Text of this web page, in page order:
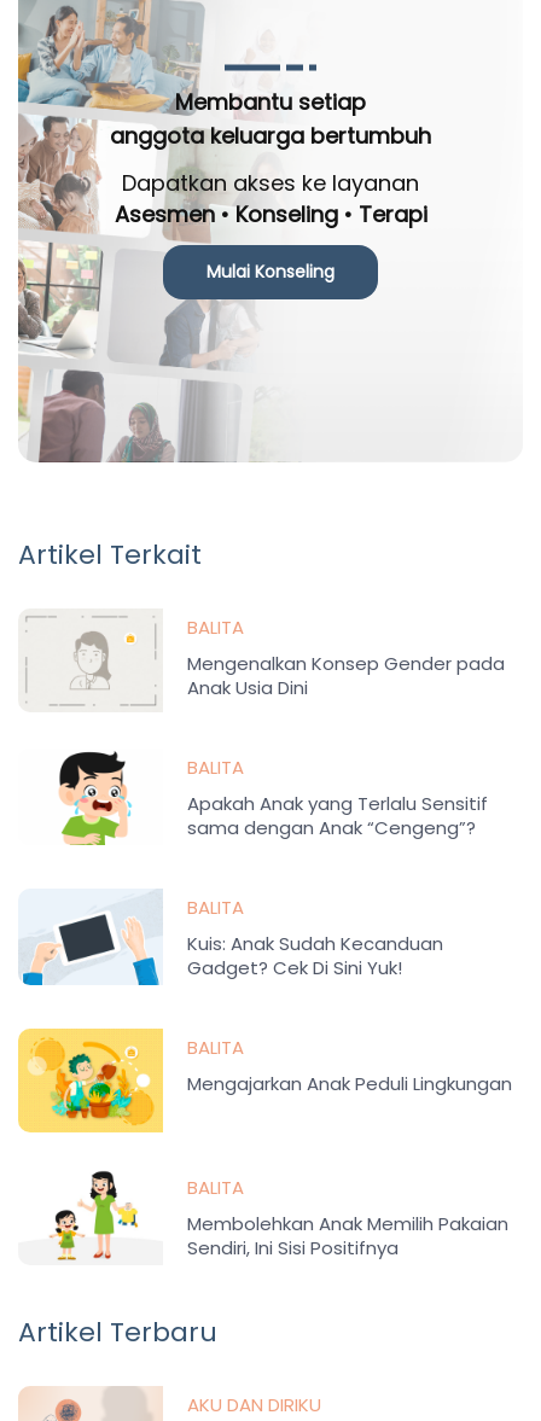
Membantu setiap
anggota keluarga bertumbuh
Dapatkan akses ke layanan
Asesmen • Konseling • Terapi
Mulai Konseling
Artikel Terkait
BALITA
Mengenalkan Konsep Gender pada
Anak Usia Dini
BALITA
Apakah Anak yang Terlalu Sensitif
sama dengan Anak “Cengeng”?
BALITA
Kuis: Anak Sudah Kecanduan
Gadget? Cek Di Sini Yuk!
BALITA
Mengajarkan Anak Peduli Lingkungan
BALITA
Membolehkan Anak Memilih Pakaian
Sendiri, Ini Sisi Positifnya
Artikel Terbaru
AKU DAN DIRIKU